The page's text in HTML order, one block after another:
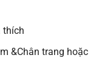
thích
&Chân trang hoặc